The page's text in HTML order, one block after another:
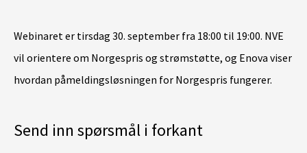
Webinaret er tirsdag 30. september fra 18:00 til 19:00. NVE
vil orientere om Norgespris og strømstøtte, og Enova viser
hvordan påmeldingsløsningen for Norgespris fungerer.
Send inn spørsmål i forkant